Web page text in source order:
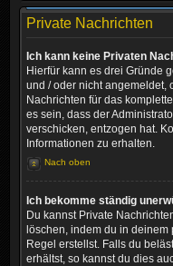
Private Nachrichten
Ich kann keine Privaten
Hierfür kann es drei Gründe
und / oder nicht angemeldet,
Nachrichten für das
es sein, dass der
verschicken, entzogen hat.
Informationen zu erhalten.
Nach oben
Ich bekomme ständig
Du kannst Private
löschen, indem du in
Regel erstellst. Falls du
erhältst, so kannst du dies